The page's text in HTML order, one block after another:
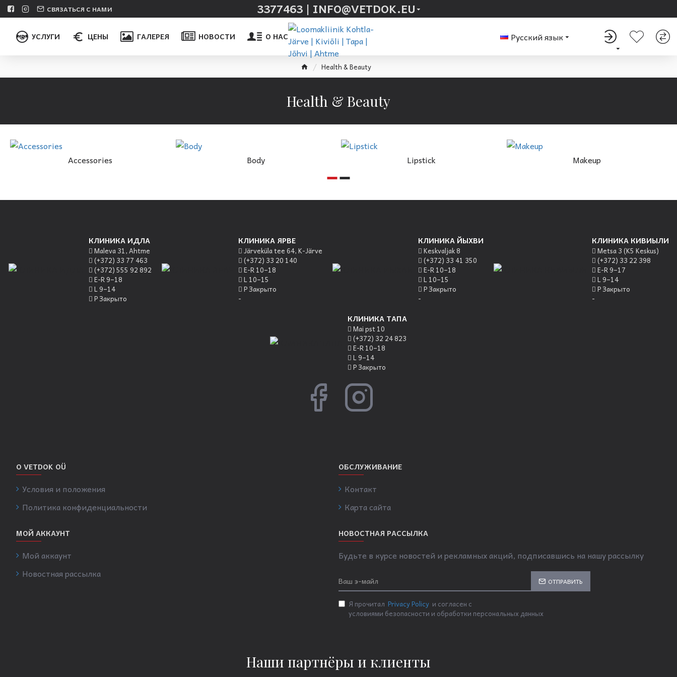
СВЯЗАТЬСЯ С НАМИ 3377463 | INFO@VETDOK.EU
УСЛУГИ ЦЕНЫ ГАЛЕРЕЯ НОВОСТИ О НАС Русский язык
Health & Beauty
Health & Beauty
Accessories Body Lipstick Makeup
КЛИНИКА ИДЛА
Maleva 31, Ahtme
(+372) 33 77 463
(+372) 555 92 892
E-R 9–18
L 9–14
P Закрыто
КЛИНИКА ЯРВЕ
Järveküla tee 64, K-Järve
(+372) 33 20 140
E-R 10–18
L 10–15
P Закрыто
-
КЛИНИКА ЙЫХВИ
Keskvaljak 8
(+372) 33 41 350
E-R 10–18
L 10–15
P Закрыто
-
КЛИНИКА КИВИЫЛИ
Metsa 3 (K5 Keskus)
(+372) 33 22 398
E-R 9–17
L 9–14
P Закрыто
-
КЛИНИКА ТАПА
Mai pst 10
(+372) 32 24 823
E-R 10–18
L 9–14
P Закрыто
О VETDOK OÜ
Условия и положения
Политика конфиденциальности
ОБСЛУЖИВАНИЕ
Контакт
Карта сайта
МОЙ АККАУНТ
Мой аккаунт
Новостная рассылка
НОВОСТНАЯ РАССЫЛКА
Будьте в курсе новостей и рекламных акций, подписавшись на нашу рассылку
ОТПРАВИТЬ
Я прочитал Privacy Policy и согласен с
условиями безопасности и обработки персональных данных
Наши партнёры и клиенты